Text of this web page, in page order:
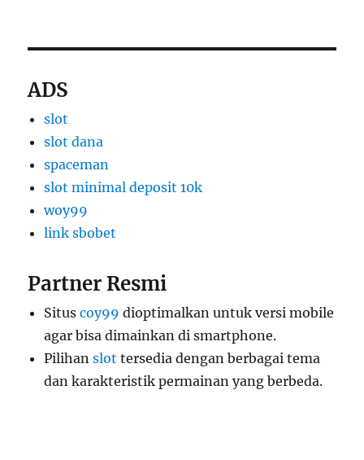
ADS
slot
slot dana
spaceman
slot minimal deposit 10k
woy99
link sbobet
Partner Resmi
Situscoy99 dioptimalkan untuk versi mobile
agar bisa dimainkan di smartphone.
Pilihanslot tersedia dengan berbagai tema
dan karakteristik permainan yang berbeda.